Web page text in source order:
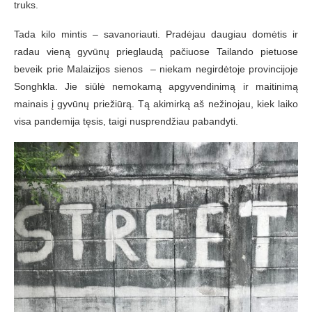
truks.
Tada kilo mintis – savanoriauti. Pradėjau daugiau domėtis ir
radau vieną gyvūnų prieglaudą pačiuose Tailando pietuose
beveik prie Malaizijos sienos – niekam negirdėtoje provincijoje
Songhkla. Jie siūlė nemokamą apgyvendinimą ir maitinimą
mainais į gyvūnų priežiūrą. Tą akimirką aš nežinojau, kiek laiko
visa pandemija tęsis, taigi nusprendžiau pabandyti.